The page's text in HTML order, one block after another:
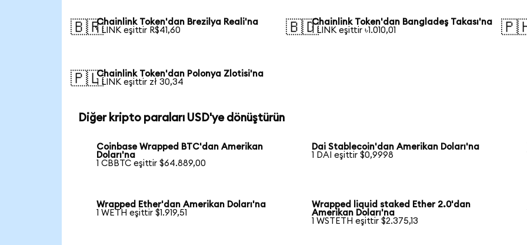
🇧🇷Chainlink Token'dan Brezilya Reali'na
1 LINK eşittir R$41,60
🇧🇩Chainlink Token'dan Bangladeş Takası'na
1 LINK eşittir ৳1.010,01
🇵🇱Chainlink Token'dan Polonya Zlotisi'na
1 LINK eşittir zł 30,34
Diğer kripto paraları USD'ye dönüştürün
Coinbase Wrapped BTC'dan Amerikan
Doları'na
1 CBBTC eşittir $64.889,00
Dai Stablecoin'dan Amerikan Doları'na
1 DAI eşittir $0,9998
Wrapped Ether'dan Amerikan Doları'na
1 WETH eşittir $1.919,51
Wrapped liquid staked Ether 2.0'dan
Amerikan Doları'na
1 WSTETH eşittir $2.375,13